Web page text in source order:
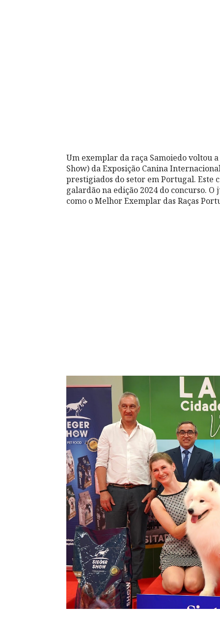
Um exemplar da raça Samoiedo voltou
Show) da Exposição Canina
prestigiados do setor em Portugal. Este
galardão na edição 2024 do concurso.
como o Melhor Exemplar das Raças